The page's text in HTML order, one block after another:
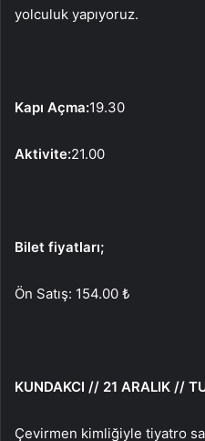
yolculuk yapıyoruz.
Kapı Açma:19.30
Aktivite:21.00
Bilet fiyatları;
Ön Satış: 154.00 ₺
KUNDAKCI // 21 ARALIK //
Çevirmen kimliğiyle tiyatro